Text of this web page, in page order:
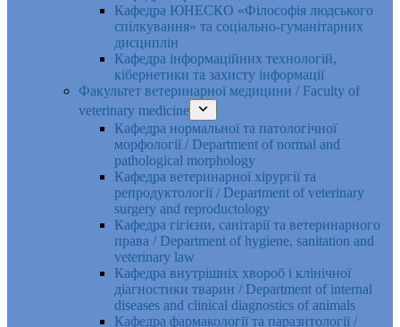
Кафедра ЮНЕСКО «Філософія людського
спілкування» та соціально-гуманітарних
дисциплін
Кафедра інформаційних технологій,
кібернетики та захисту інформації
Факультет ветеринарної медицини / Faculty of
veterinary medicine
Кафедра нормальної та патологічної
морфології / Department of normal and
pathological morphology
Кафедра ветеринарної хірургії та
репродуктології / Department of veterinary
surgery and reproductology
Кафедра гігієни, санітарії та ветеринарного
права / Department of hygiene, sanitation and
veterinary law
Кафедра внутрішніх хвороб і клінічної
діагностики тварин / Department of internal
diseases and clinical diagnostics of animals
Кафедра фармакології та паразитології /